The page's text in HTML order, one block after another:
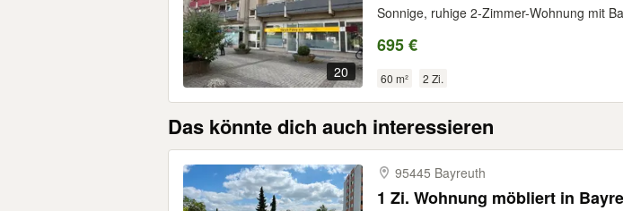
20
Sonnige, ruhige 2-Zimmer-Wohnung mit
695 €
60 m² 2 Zi.
Das könnte dich auch interessieren
95445 Bayreuth
1 Zi. Wohnung möbliert in